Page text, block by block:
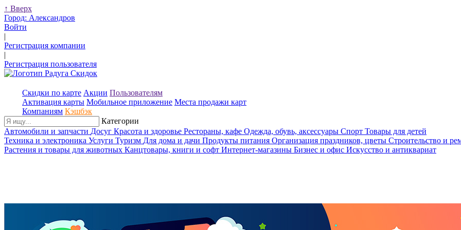
↑ Вверх
Город: Александров
Войти
|
Регистрация компании
|
Регистрация пользователя
Скидки по карте Акции Пользователям
Активация карты Мобильное приложение Места продажи карт
Компаниям Кэшбэк
Категории
Автомобили и запчасти Досуг Красота и здоровье Рестораны, кафе Одежда, обувь, аксессуары Спорт Товары для детей
Техника и электроника Услуги Туризм Для дома и дачи Продукты питания Организация праздников, цветы Строительство и
Растения и товары для животных Канцтовары, книги и софт Интернет-магазины Бизнес и офис Искусство и антиквариат